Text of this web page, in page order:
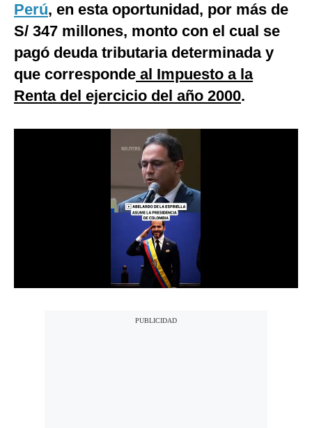
Tecnología
Club del Suscriptor
Mix
G de Gestión
Notas Contratadas
Perú, en esta oportunidad, por más de
S/ 347 millones, monto con el cual se
pagó deuda tributaria determinada y
que corresponde al Impuesto a la
Renta del ejercicio del año 2000.